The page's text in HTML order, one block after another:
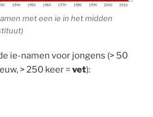
met een ie in het midden
ie-namen voor jongens (> 50
> 250 keer =vet):